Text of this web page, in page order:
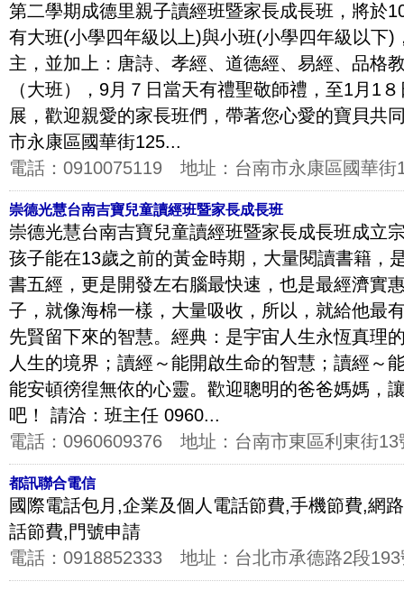
第二學期成德里親子讀經班暨家長成長班，將於
有大班(小學四年級以上)與小班(小學四年級以下)
主，並加上：唐詩、孝經、道德經、易經、品格
（大班），9月７日當天有禮聖敬師禮，至1月1
展，歡迎親愛的家長班們，帶著您心愛的寶貝共
市永康區國華街125...
電話： 0910075119 地址： 台南市永康區國華街
崇德光慧台南吉寶兒童讀經班暨家長成長班
崇德光慧台南吉寶兒童讀經班暨家長成長班成立
孩子能在13歲之前的黃金時期，大量閱讀書籍，
書五經，更是開發左右腦最快速，也是最經濟實
子，就像海棉一樣，大量吸收，所以，就給他最
先賢留下來的智慧。經典：是宇宙人生永恆真理
人生的境界；讀經～能開啟生命的智慧；讀經～
能安頓徬徨無依的心靈。歡迎聰明的爸爸媽媽，
吧！ 請洽：班主任 0960...
電話： 0960609376 地址： 台南市東區利東街13
都訊聯合電信
國際電話包月,企業及個人電話節費,手機節費,網
話節費,門號申請
電話： 0918852333 地址： 台北市承德路2段